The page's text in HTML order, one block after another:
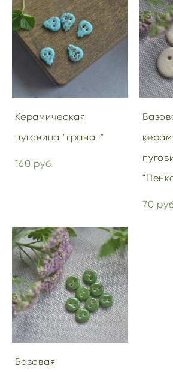
Керамическая
пуговица "гранат"
160 pуб.
70
Базовая